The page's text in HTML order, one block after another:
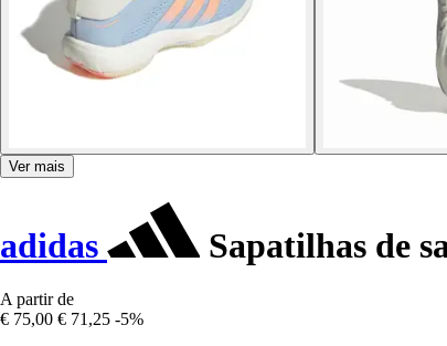
Ver mais
adidas Sapatilhas de
A partir de
€ 75,00 € 71,25 -5%